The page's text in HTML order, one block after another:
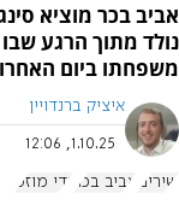
אביב בכר מוציא
נולד מתוך הרגע
משפחתו ביום
איציק ברנדויין
1.10.25, 12:06
שירים אביב בכר גדי מוזס